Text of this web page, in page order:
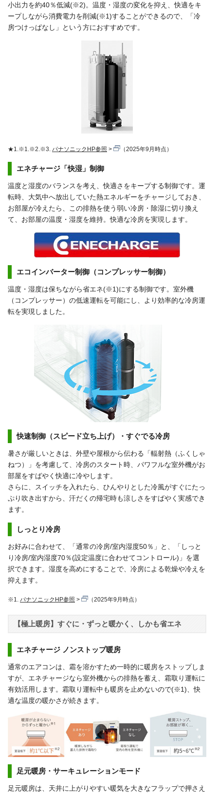
小出力を約40％低減(※2)。温度・湿度の変化を抑え、快適をキ
ープしながら消費電力を削減(※1)することができるので、「冷
房つけっぱなし」という方におすすめです。
★1.※1.※2.※3. パナソニックHP参照 （2025年9月時点）
エネチャージ「快湿」制御
温度と湿度のバランスを考え、快適さをキープする制御です。運
転時、大気中へ放出していた熱エネルギーをチャージしておき、
お部屋が冷えたら、この排熱を使う弱い冷房・除湿に切り換え
て、お部屋の温度・湿度を維持。快適な冷房を実現します。
エコインバーター制御（コンプレッサー制御）
温度・湿度は保ちながら省エネ(※1)にする制御です。室外機
（コンプレッサー）の低速運転を可能にし、より効率的な冷房運
転を実現しました。
快速制御（スピード立ち上げ）・すぐでる冷房
暑さが厳しいときは、外壁や屋根から伝わる「輻射熱（ふくしゃ
ねつ）」を考慮して、冷房のスタート時、パワフルな室外機がお
部屋をすばやく快適に冷やします。
さらに、スイッチを入れたら、ひんやりとした冷風がすぐにたっ
ぷり吹き出すから、汗だくの帰宅時も涼しさをすばやく実感でき
ます。
しっとり冷房
お好みに合わせて、「通常の冷房/室内湿度50％」と、「しっと
り冷房/室内湿度70％(設定温度に合わせてコントロール)」を選
択できます。湿度を高めにすることで、冷房による乾燥や冷えを
抑えます。
※1. パナソニックHP参照 （2025年9月時点）
【極上暖房】すぐに・ずっと暖かく、しかも省エネ
エネチャージ ノンストップ暖房
通常のエアコンは、霜を溶かすため一時的に暖房をストップしま
すが、エネチャージなら室外機からの排熱を蓄え、霜取り運転に
有効活用します。霜取り運転中も暖房を止めないので(※1)、快
適な温度の暖かさが続きます。
足元暖房・サーキュレーションモード
足元暖房は、天井に上がりやすい暖気を大きなフラップで押さえ